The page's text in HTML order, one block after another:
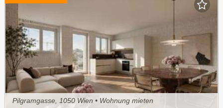
Pilgramgasse, 1050 Wien • Wohnung mieten